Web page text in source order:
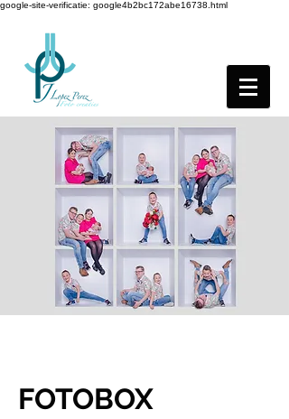
google-site-verificatie: google4b2bc172abe16738.html
FOTOBOX